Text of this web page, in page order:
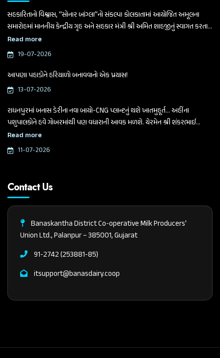
સહકારિતાનો વિશ્વાસ, “સોનાર બાંગ્લા”નો સંકલ્પ। કોલકાતામાં આયોજિત અમૂલના
સમારોહમાં માનનીય કેન્દ્રીય ગૃહ અને સહકાર મંત્રી શ્રી અમિત શાહજીનું સ્વાગત કરતા
ગુજરાત વિધાનસભાના માનનીય અધ્યક્ષ અને બનાસ ડેરીના ચેરમેન શ્રી શંકરભાઈ
ચૌધરી
Read more
19-07-2026
આપણા પહાડોને હરિયાળો બનાવવાનો એક પ્રયાસ!
13-07-2026
રાધનપુરમાં બનાસ ડેરીના નવા બાયો-CNG પ્લાન્ટનું થશે ખાતમુહૂર્ત... અહીંના
પશુપાલકોને હવે ગોબરમાંથી પણ વધારાની આવક મળશે. ચેરમેન શ્રી શંકરભાઈ
ચૌધરીએ આજે આ મહત્વપૂર્ણ જાહેરાત કરી.
Read more
11-07-2026
Contact Us
Banaskantha District Co-operative Milk Producers'
Union Ltd., Palanpur – 385001, Gujarat
91-2742 (253881-85)
itsupport@banasdairy.coop